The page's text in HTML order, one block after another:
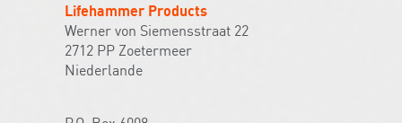
Lifehammer Products
Werner von Siemensstraat 22
2712 PP Zoetermeer
Niederlande